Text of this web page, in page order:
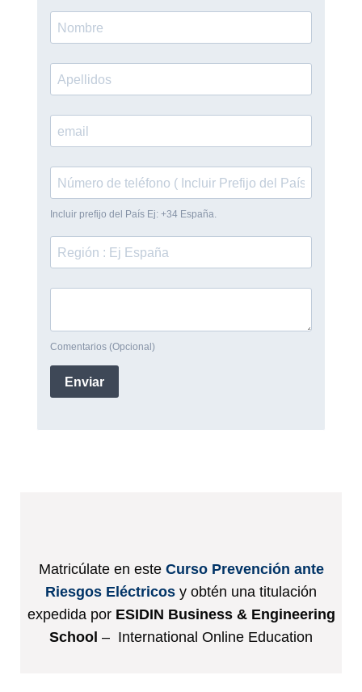
Matricúlate en este Curso Prevención ante
Riesgos Eléctricos y obtén una titulación
expedida por ESIDIN Business & Engineering
School – International Online Education